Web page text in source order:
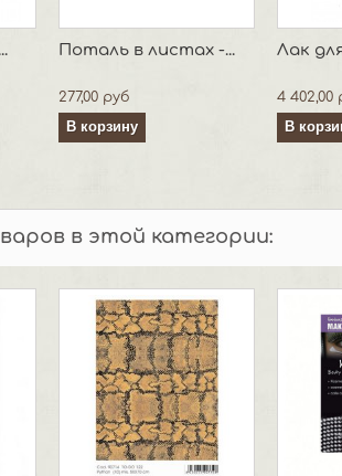
Поталь в листах -...
277,00 руб
В корзину
Лак
4 402,00
В
в этой категории: